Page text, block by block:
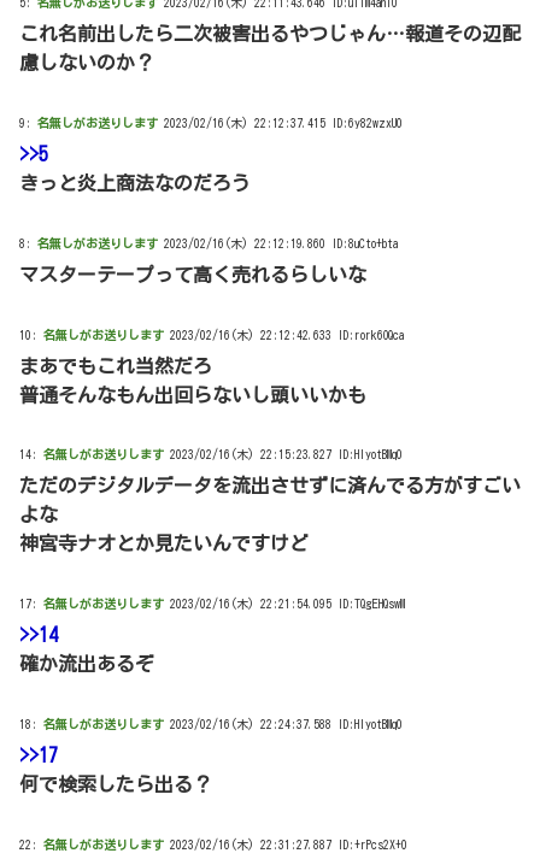
5: 名無しがお送りします 2023/02/16(木) 22:11:43.646 ID:uTlM4ahT0
これ名前出したら二次被害出るやつじゃん…報道その辺配
慮しないのか？
9: 名無しがお送りします 2023/02/16(木) 22:12:37.415 ID:6y82wzxU0
>>5
きっと炎上商法なのだろう
8: 名無しがお送りします 2023/02/16(木) 22:12:19.860 ID:8uCto+bta
マスターテープって高く売れるらしいな
10: 名無しがお送りします 2023/02/16(木) 22:12:42.633 ID:rork6OQca
まあでもこれ当然だろ
普通そんなもん出回らないし頭いいかも
14: 名無しがお送りします 2023/02/16(木) 22:15:23.827 ID:HlyotBMq0
ただのデジタルデータを流出させずに済んでる方がすごい
よな
神宮寺ナオとか見たいんですけど
17: 名無しがお送りします 2023/02/16(木) 22:21:54.095 ID:TQgEHQswM
>>14
確か流出あるぞ
18: 名無しがお送りします 2023/02/16(木) 22:24:37.588 ID:HlyotBMq0
>>17
何で検索したら出る？
22: 名無しがお送りします 2023/02/16(木) 22:31:27.887 ID:+rPcs2X+0